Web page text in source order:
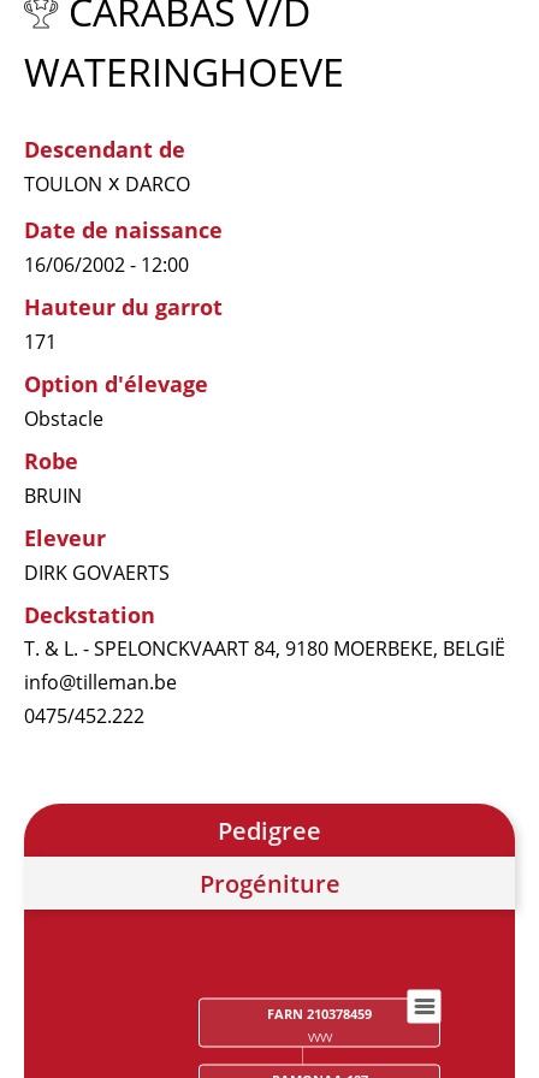
CARABAS V/D
WATERINGHOEVE
Descendant de
TOULON x DARCO
Date de naissance
16/06/2002 - 12:00
Hauteur du garrot
171
Option d'élevage
Obstacle
Robe
BRUIN
Eleveur
DIRK GOVAERTS
Deckstation
T. & L. - SPELONCKVAART 84, 9180 MOERBEKE, BELGIË
info@tilleman.be
0475/452.222
Pedigree
Progéniture
FARN 210378459
VVVV